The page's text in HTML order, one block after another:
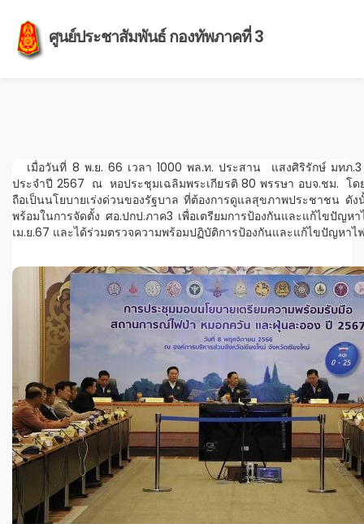
ศูนย์ประชาสัมพันธ์ กองทัพภาคที่ 3
เมื่อวันที่ 8 พ.ย. 66 เวลา 1000 พล.ท. ประสาน แสงศิริรักษ์ มทภ
ประจำปี 2567 ณ หอประชุมเฉลิมพระเกียรติ 80 พรรษา อบจ.ชม. โ
ถือเป็นนโยบายเร่งด่วนของรัฐบาล ที่ต้องการดูแลสุขภาพประชาชน
พร้อมในการจัดตั้ง ศอ.ปกป.ภาค3 เพื่อเตรียมการป้องกันและแก้ไขปั
เม.ย.67 และได้ร่วมตรวจความพร้อมปฏิบัติการป้องกันและแก้ไขปัญหา